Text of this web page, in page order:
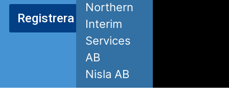
Registrera
Northern
Interim
Services
AB
Nisla AB